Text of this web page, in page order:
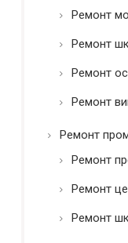
Ремонт
Ремонт
Ремонт
Ремонт
Ремонт
Ремонт
Ремонт
Ремонт